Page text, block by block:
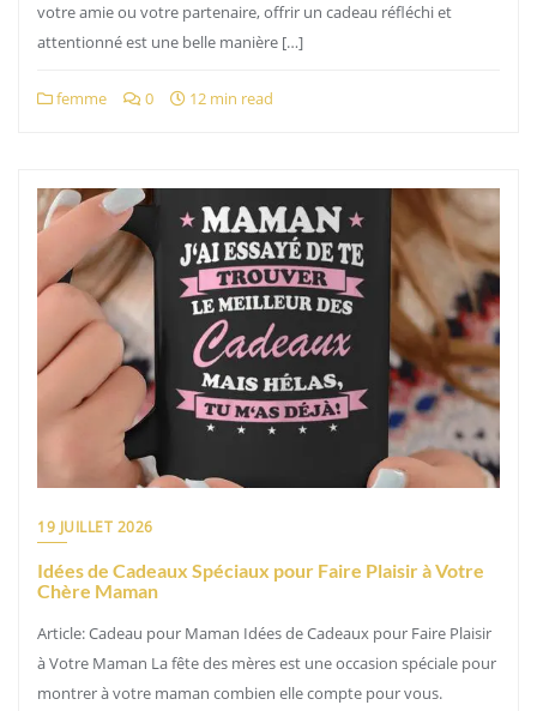
votre amie ou votre partenaire, offrir un cadeau réfléchi et
attentionné est une belle manière […]
femme 0 12 min read
19 JUILLET 2026
Idées de Cadeaux Spéciaux pour Faire Plaisir à Votre
Chère Maman
Article: Cadeau pour Maman Idées de Cadeaux pour Faire Plaisir
à Votre Maman La fête des mères est une occasion spéciale pour
montrer à votre maman combien elle compte pour vous.